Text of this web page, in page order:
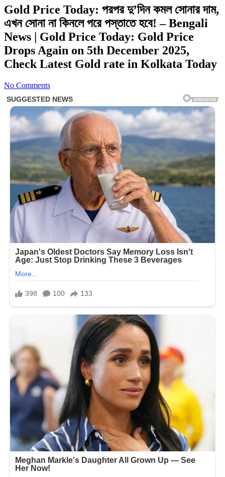
Gold Price Today: পরপর দু’দিন কমল সোনার দাম,
এখন সোনা না কিনলে পরে পস্তাতে হবে! – Bengali
News | Gold Price Today: Gold Price
Drops Again on 5th December 2025,
Check Latest Gold rate in Kolkata Today
No Comments